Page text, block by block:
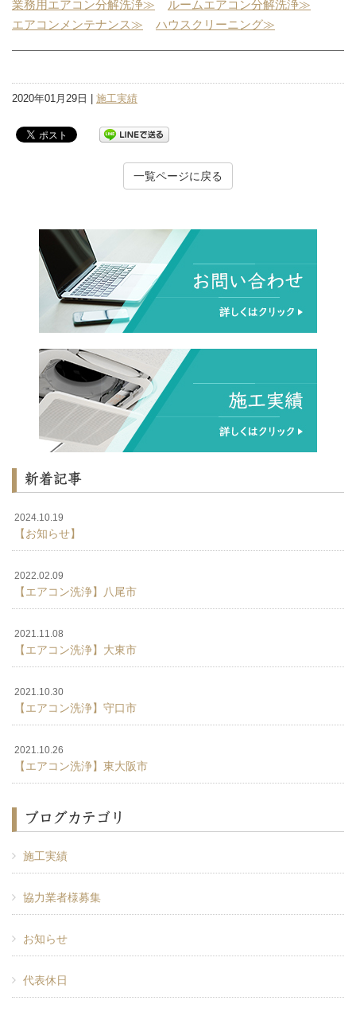
業務用エアコン分解洗浄≫
ルームエアコン分解洗浄≫
エアコンメンテナンス≫
ハウスクリーニング≫
2020年01月29日 | 施工実績
一覧ページに戻る
新着記事
2024.10.19
【お知らせ】
2022.02.09
【エアコン洗浄】八尾市
2021.11.08
【エアコン洗浄】大東市
2021.10.30
【エアコン洗浄】守口市
2021.10.26
【エアコン洗浄】東大阪市
ブログカテゴリ
施工実績
協力業者様募集
お知らせ
代表休日